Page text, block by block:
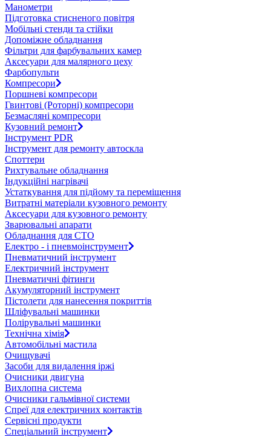
Манометри
Підготовка стисненого повітря
Мобільні стенди та стійки
Допоміжне обладнання
Фільтри для фарбувальних камер
Аксесуари для малярного цеху
Фарбопульти
Компресори
Поршневі компресори
Гвинтові (Роторні) компресори
Безмасляні компресори
Кузовний ремонт
Інструмент PDR
Інструмент для ремонту автоскла
Споттери
Рихтувальне обладнання
Індукційні нагрівачі
Устаткування для підйому та переміщення
Витратні матеріали кузовного ремонту
Аксесуари для кузовного ремонту
Зварювальні апарати
Обладнання для СТО
Електро - і пневмоінструмент
Пневматичний інструмент
Електричний інструмент
Пневматичні фітинги
Акумуляторний інструмент
Пістолети для нанесення покриттів
Шліфувальні машинки
Полірувальні машинки
Технічна хімія
Автомобільні мастила
Очищувачі
Засоби для видалення іржі
Очисники двигуна
Вихлопна система
Очисники гальмівної системи
Спреї для електричних контактів
Сервісні продукти
Спеціальний інструмент